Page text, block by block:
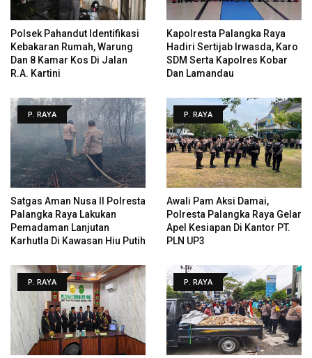
Polsek Pahandut Identifikasi
Kebakaran Rumah, Warung
Dan 8 Kamar Kos Di Jalan
R.A. Kartini
Kapolresta Palangka Raya
Hadiri Sertijab Irwasda, Karo
SDM Serta Kapolres Kobar
Dan Lamandau
P. RAYA
Satgas Aman Nusa II Polresta
Palangka Raya Lakukan
Pemadaman Lanjutan
Karhutla Di Kawasan Hiu Putih
P. RAYA
Awali Pam Aksi Damai,
Polresta Palangka Raya Gelar
Apel Kesiapan Di Kantor PT.
PLN UP3
P. RAYA P. RAYA